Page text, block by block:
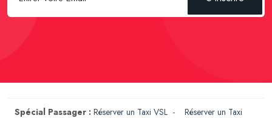
Spécial Passager : Réserver un Taxi VSL - Réserver un Taxi